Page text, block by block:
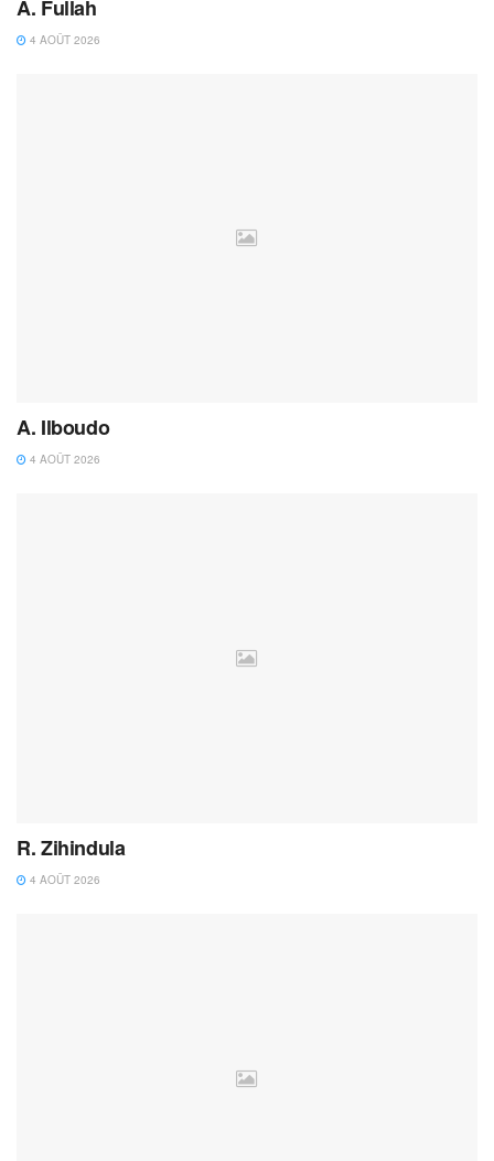
A. Fullah
4 AOÛT 2026
A. Ilboudo
4 AOÛT 2026
R. Zihindula
4 AOÛT 2026